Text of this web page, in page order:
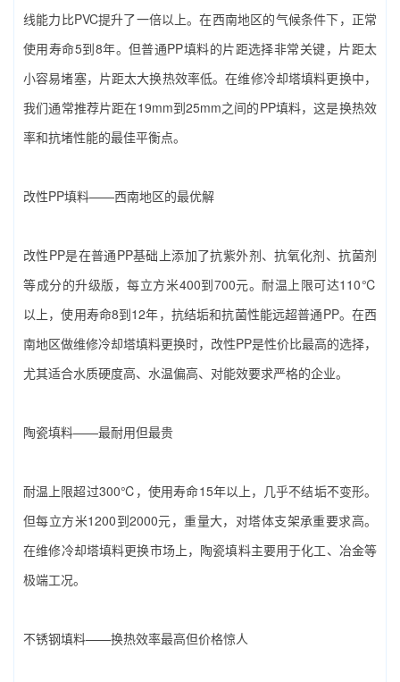
线能力比PVC提升了一倍以上。在西南地区的气候条件下，正常
使用寿命5到8年。但普通PP填料的片距选择非常关键，片距太
小容易堵塞，片距太大换热效率低。在‌维修冷却塔填料更换‌中，
我们通常推荐片距在19mm到25mm之间的PP填料，这是换热效
率和抗堵性能的最佳平衡点。
改性PP填料——西南地区的最优解
改性PP是在普通PP基础上添加了抗紫外剂、抗氧化剂、抗菌剂
等成分的升级版，每立方米400到700元。耐温上限可达110℃
以上，使用寿命8到12年，抗结垢和抗菌性能远超普通PP。在西
南地区做‌维修冷却塔填料更换‌时，改性PP是性价比最高的选择，
尤其适合水质硬度高、水温偏高、对能效要求严格的企业。
陶瓷填料——最耐用但最贵
耐温上限超过300℃，使用寿命15年以上，几乎不结垢不变形。
但每立方米1200到2000元，重量大，对塔体支架承重要求高。
在‌维修冷却塔填料更换‌市场上，陶瓷填料主要用于化工、冶金等
极端工况。
不锈钢填料——换热效率最高但价格惊人